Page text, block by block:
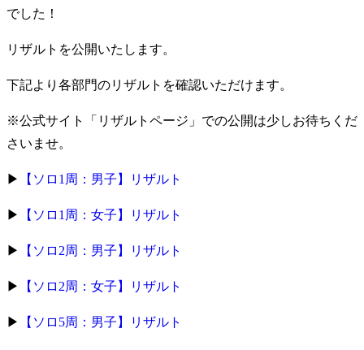
でした！
リザルトを公開いたします。
下記より各部門のリザルトを確認いただけます。
※公式サイト「リザルトページ」での公開は少しお待ちくだ
さいませ。
▶ 【ソロ1周：男子】リザルト
▶ 【ソロ1周：女子】リザルト
▶ 【ソロ2周：男子】リザルト
▶ 【ソロ2周：女子】リザルト
▶ 【ソロ5周：男子】リザルト